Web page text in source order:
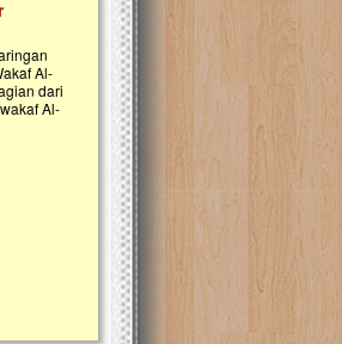
baru
ini harus
yaitu tumor
Lima Tahun Mangkrak,
Pelosok ini Mengenaskan.
Nasib masjid di Kampung Cilumbu
mengenaskan. Lima tahun
tak berbentuk masjid, dipenuhi
berlumut, dan menghitam terpapar
hujan....